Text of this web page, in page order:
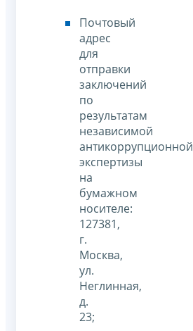
Почтовый
адрес
для
отправки
заключений
по
результатам
независимой
антикоррупционной
экспертизы
на
бумажном
носителе:
127381,
г.
Москва,
ул.
Неглинная,
д.
23;